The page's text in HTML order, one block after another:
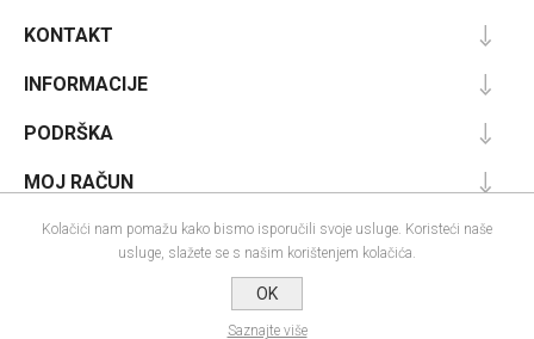
KONTAKT
INFORMACIJE
PODRŠKA
MOJ RAČUN
Powered bynopCommerce
Nop-Templates.com
Autorska prava; 2026 IRA commerce webshop. Sva prava pridržana.
Kolačići nam pomažu kako bismo isporučili svoje usluge. Koristeći naše
usluge, slažete se s našim korištenjem kolačića.
OK
Saznajte više